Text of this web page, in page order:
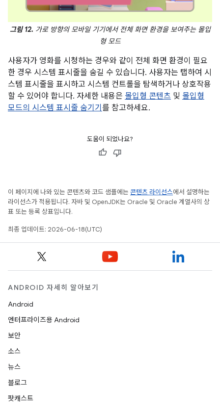
그림 12. 가로 방향의 모바일 기기에서 전체 화면 환경을 보여주는 몰입
형 모드
사용자가 영화를 시청하는 경우와 같이 전체 화면 환경이 필요
한 경우 시스템 표시줄을 숨길 수 있습니다. 사용자는 탭하여 시
스템 표시줄을 표시하고 시스템 컨트롤을 탐색하거나 상호작용
할 수 있어야 합니다. 자세한 내용은 몰입형 콘텐츠 및 몰입형
모드의 시스템 표시줄 숨기기 를 참고하세요.
도움이 되었나요?
이 페이지에 나와 있는 콘텐츠와 코드 샘플에는 콘텐츠 라이선스에서 설명하는
라이선스가 적용됩니다. 자바 및 OpenJDK는 Oracle 및 Oracle 계열사의 상
표 또는 등록 상표입니다.
최종 업데이트: 2026-06-18(UTC)
ANDROID 자세히 알아보기
Android
엔터프라이즈용 Android
보안
소스
뉴스
블로그
팟캐스트